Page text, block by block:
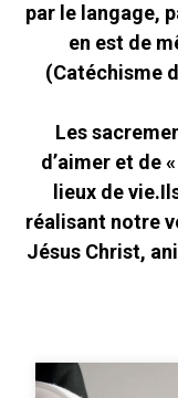
par le langage,
en est de
(Catéchisme
Les
d’aimer et de
lieux de
réalisant notre
Jésus Christ,